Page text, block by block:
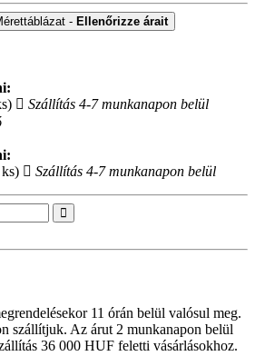
- Ellenőrizze árait
Szállítás 4-7 munkanapon belül
Szállítás 4-7 munkanapon belül
11 órán belül valósul meg.
szállítjuk. Az árut 2 munkanapon belül
36 000 HUF feletti vásárlásokhoz.